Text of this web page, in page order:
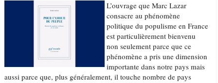
L’ouvrage que Marc Lazar
consacre au phénomène
politique du populisme en France
est particulièrement bienvenu
non seulement parce que ce
phénomène a pris une dimension
importante dans notre pays mais
aussi parce que, plus généralement, il touche nombre de pays